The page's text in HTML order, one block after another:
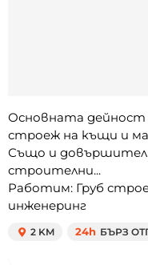
Основната
строеж на къщи и
Също и
строителни...
Работим: Груб
инженеринг
2 KM 24h БЪРЗ